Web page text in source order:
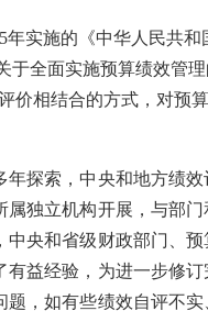
实施的《中华人民共和
于全面实施预算绩效管
价相结合的方式，对预
索，中央和地方绩效
独立机构开展，与部
中央和省级财政部门、
有益经验，为进一步修
题，如有些绩效自评不